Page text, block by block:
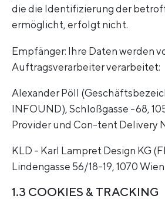
die die Identifizierung der
ermöglicht, erfolgt nicht.
Empfänger: Ihre Daten werden
Auftragsverarbeiter verarbeitet:
Alexander Pöll
INFOUND), Schloßgasse -68,
Provider und Con-tent Delivery
KLD - Karl Lampret Design KG
Lindengasse 56/18-19, 1070 Wien
1.3 COOKIES & TRACKING